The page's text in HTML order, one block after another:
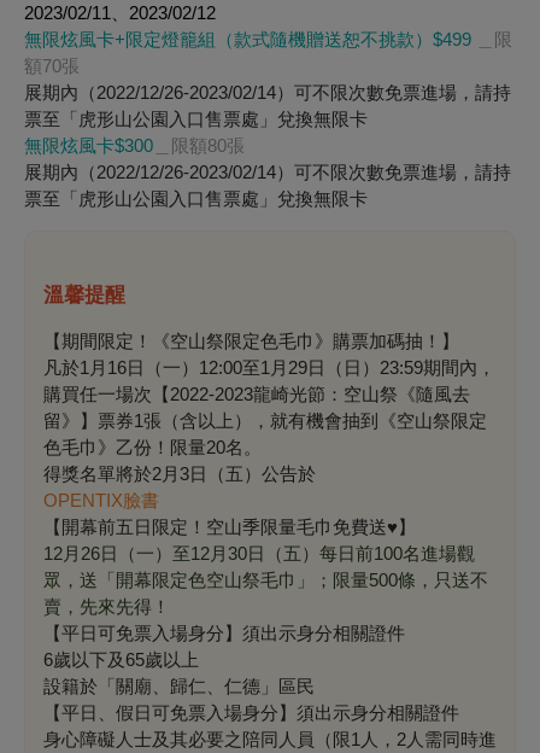
2023/02/11、2023/02/12
無限炫風卡+限定燈籠組（款式隨機贈送恕不挑款）$499 ＿限
額70張
展期內（2022/12/26-2023/02/14）可不限次數免票進場， 請持
票至「虎形山公園入口售票處」兌換無限卡
無限炫風卡$300 ＿限額80張
展期內（2022/12/26-2023/02/14）可不限次數免票進場， 請持
票至「虎形山公園入口售票處」兌換無限卡
溫馨提醒
【期間限定！《空山祭限定色毛巾》購票加碼抽！】
凡於1月16日（一）12:00至1月29日（日）23:59期間內，
購買任一場次【2022-2023龍崎光節：空山祭《隨風去
留》】票券1張（含以上），就有機會抽到《空山祭限定
色毛巾》乙份！限量20名。
得獎名單將於2月3日（五）公告於
OPENTIX臉書
【開幕前五日限定！空山季限量毛巾免費送♥】
12月26日（一）至12月30日（五）每日前100名進場觀
眾，送「開幕限定色空山祭毛巾」；限量500條，只送不
賣，先來先得！
【平日可免票入場身分】須出示身分相關證件
6歲以下及65歲以上
設籍於「關廟、歸仁、仁德」區民
【平日、假日可免票入場身分】須出示身分相關證件
身心障礙人士及其必要之陪同人員（限1人，2人需同時進